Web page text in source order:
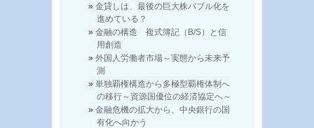
金貸しは、最後の巨大株バブル化を
進めている？
金融の構造 複式簿記（B/S）と信
用創造
外国人労働者市場～実態から未来予
測
単独覇権構造から多極型覇権体制へ
の移行～資源国優位の経済協定へ～
金融危機の拡大から、中央銀行の国
有化へ向かう